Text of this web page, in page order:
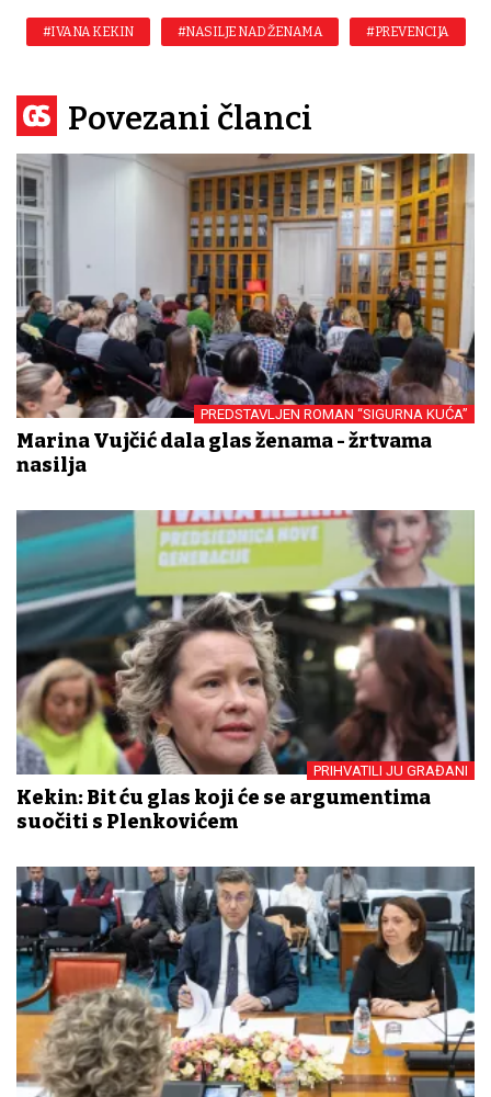
#IVANA KEKIN #NASILJE NAD ŽENAMA #PREVENCIJA
Povezani članci
PREDSTAVLJEN ROMAN “SIGURNA KUĆA”
Marina Vujčić dala glas ženama - žrtvama
nasilja
PRIHVATILI JU GRAĐANI
Kekin: Bit ću glas koji će se argumentima
suočiti s Plenkovićem